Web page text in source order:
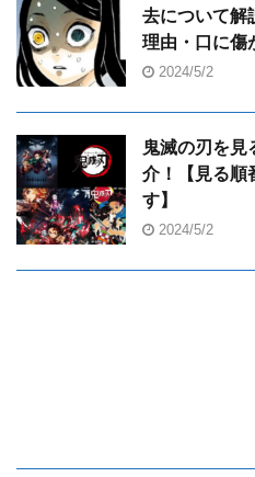
去について解
理由・口に傷
2024/5/2
鬼滅の刃を見
介！【見る順
す】
2024/5/2